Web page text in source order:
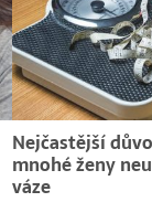
Nejčastější
mnohé ženy
váze